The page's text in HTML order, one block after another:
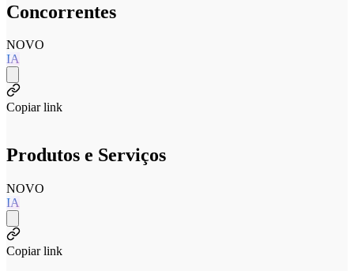
Concorrentes
NOVO
IA
Copiar link
Produtos e Serviços
NOVO
IA
Copiar link